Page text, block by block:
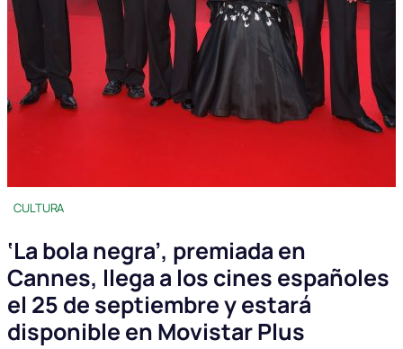
CULTURA
‘La bola negra’, premiada en
Cannes, llega a los cines españoles
el 25 de septiembre y estará
disponible en Movistar Plus